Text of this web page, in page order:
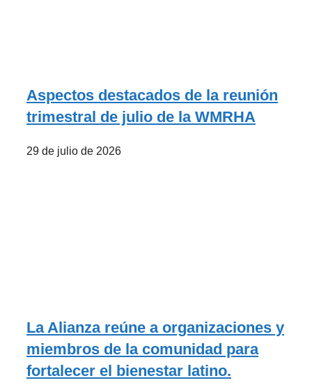
Aspectos destacados de la reunión
trimestral de julio de la WMRHA
29 de julio de 2026
La Alianza reúne a organizaciones y
miembros de la comunidad para
fortalecer el bienestar latino.